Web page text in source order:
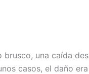
una caída
casos, el daño